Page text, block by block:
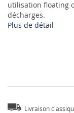
utilisation floating
décharges.
Plus de détail
Livraison